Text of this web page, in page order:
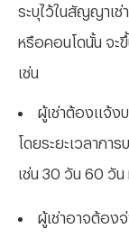
ระบุไว้ในสัญญาเช่
หรือคอนโดนั้น จะ
เช่น
ผู้เช่าต้องแจ้ง
โดยระยะเวลากา
เช่น 30 วัน 60 วั
ผู้เช่าอาจต้อง